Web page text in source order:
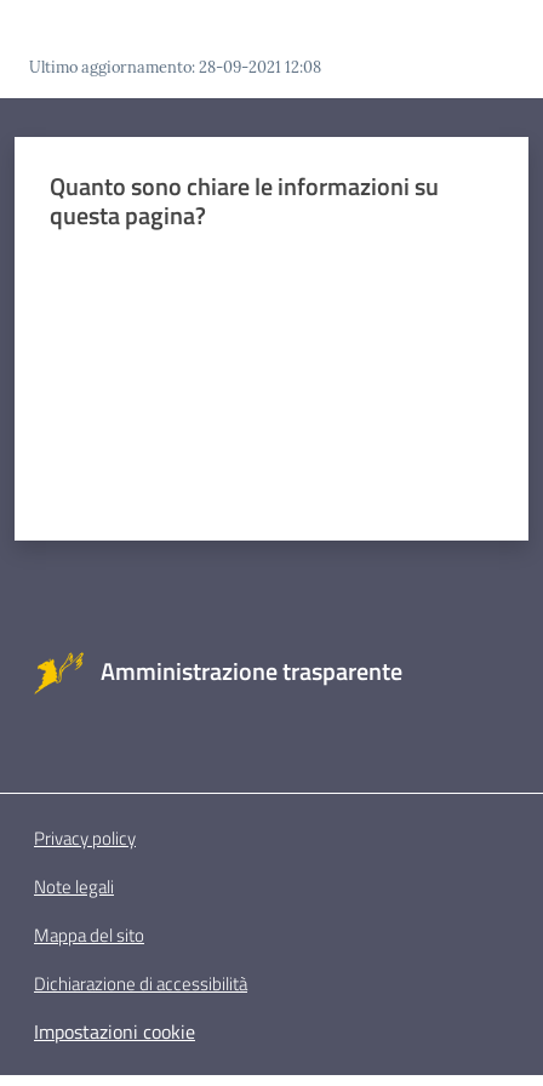
Ultimo aggiornamento:28-09-2021 12:08
Quanto sono chiare le informazioni su
questa pagina?
Amministrazione trasparente
Privacy policy
Note legali
Mappa del sito
Dichiarazione di accessibilità
Impostazioni cookie